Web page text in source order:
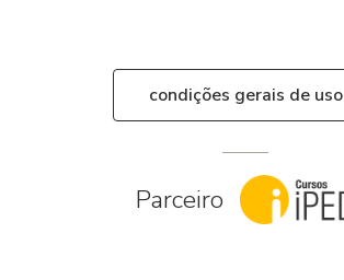
condições gerais de uso
Parceiro